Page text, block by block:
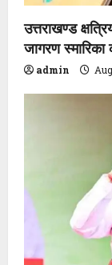
उत्तराखण्ड
जागरण
admin